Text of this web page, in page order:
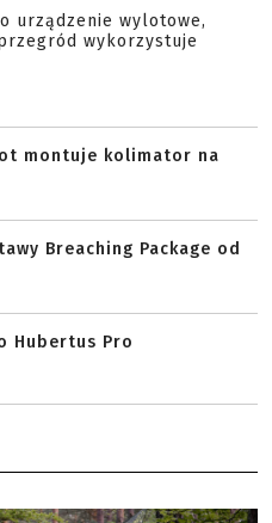
urządzenie wylotowe,
wykorzystuje
montuje kolimator na
Breaching Package od
Hubertus Pro